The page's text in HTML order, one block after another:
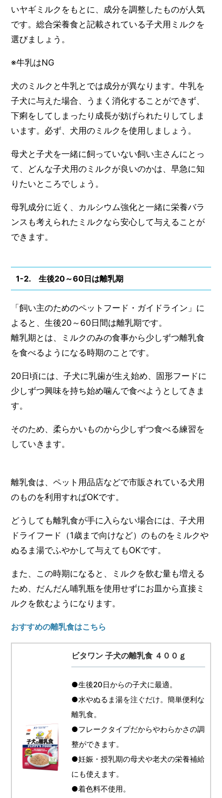
いヤギミルクをもとに、成分を調整したものが人気
です。総合栄養食と記載されている子犬用ミルクを
選びましょう。
※牛乳はNG
犬のミルクと牛乳とでは成分が異なります。牛乳を
子犬に与えた場合、うまく消化することができず、
下痢をしてしまったり成長が妨げられたりしてしま
います。必ず、犬用のミルクを使用しましょう。
母犬と子犬を一緒に飼っていない飼い主さんにとっ
て、どんな子犬用のミルクが良いのかは、早急に知
りたいところでしょう。
母乳成分に近く、カルシウム強化と一緒に栄養バラ
ンスも考えられたミルクなら安心して与えることが
できます。
1-2. 生後20～60日は離乳期
「飼い主のためのペットフード・ガイドライン」に
よると、生後20～60日間は離乳期です。
離乳期とは、ミルクのみの食事から少しずつ離乳食
を食べるようになる時期のことです。
20日頃には、子犬に乳歯が生え始め、固形フードに
少しずつ興味を持ち始め噛んで食べようとしてきま
す。
そのため、柔らかいものから少しずつ食べる練習を
していきます。
離乳食は、ペット用品店などで市販されている犬用
のものを利用すればOKです。
どうしても離乳食が手に入らない場合には、子犬用
ドライフード（1歳まで向けなど）のものをミルクや
ぬるま湯でふやかして与えてもOKです。
また、この時期になると、ミルクを飲む量も増える
ため、だんだん哺乳瓶を使用せずにお皿から直接ミ
ルクを飲むようになります。
おすすめの離乳食はこちら
ビタワン 子犬の離乳食 ４００ｇ
●生後20日からの子犬に最適。
●水やぬるま湯を注ぐだけ。簡単便利な
離乳食。
●フレークタイプだからやわらかさの調
整ができます。
●妊娠・授乳期の母犬や老犬の栄養補給
にも使えます。
●着色料不使用。